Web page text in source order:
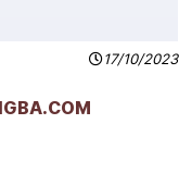
17/10/2023